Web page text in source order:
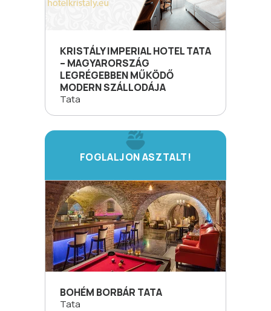
KRISTÁLY IMPERIAL HOTEL TATA
– MAGYARORSZÁG
LEGRÉGEBBEN MŰKÖDŐ
MODERN SZÁLLODÁJA
Tata
FOGLALJON ASZTALT!
BOHÉM BORBÁR TATA
Tata